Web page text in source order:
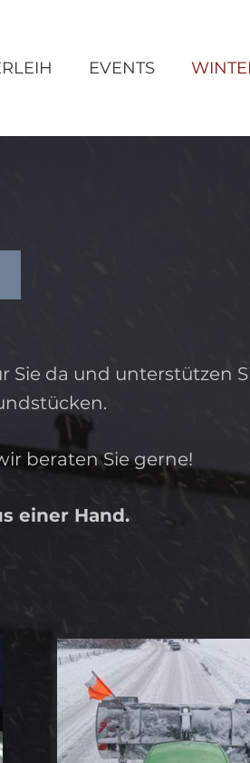
EVENTS
Sie da und unterstützen
beraten Sie gerne!
einer Hand.